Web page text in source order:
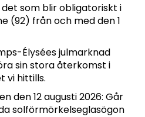
som blir obligatoriskt i
(92) från och med den 1
Élysées julmarknad
sin stora återkomst i
vi hittills.
den 12 augusti 2026: Går
solförmörkelseglasögon